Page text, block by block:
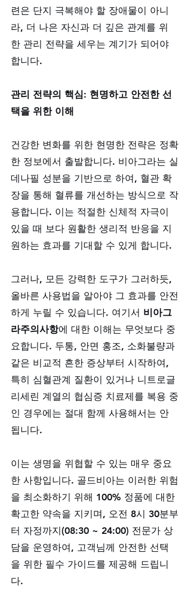
련은 단지 극복해야 할 장애물이 아니
라, 더 나은 자신과 더 깊은 관계를 위
한 관리 전략을 세우는 계기가 되어야
합니다.
관리 전략의 핵심: 현명하고 안전한 선
택을 위한 이해
건강한 변화를 위한 현명한 전략은 정확
한 정보에서 출발합니다. 비아그라는 실
데나필 성분을 기반으로 하여, 혈관 확
장을 통해 혈류를 개선하는 방식으로 작
용합니다. 이는 적절한 신체적 자극이
있을 때 보다 원활한 생리적 반응을 지
원하는 효과를 기대할 수 있게 합니다.
그러나, 모든 강력한 도구가 그러하듯,
올바른 사용법을 알아야 그 효과를 안전
하게 누릴 수 있습니다. 여기서 비아그
라주의사항에 대한 이해는 무엇보다 중
요합니다. 두통, 안면 홍조, 소화불량과
같은 비교적 흔한 증상부터 시작하여,
특히 심혈관계 질환이 있거나 니트로글
리세린 계열의 협심증 치료제를 복용 중
인 경우에는 절대 함께 사용해서는 안
됩니다.
이는 생명을 위협할 수 있는 매우 중요
한 사항입니다. 골드비아는 이러한 위험
을 최소화하기 위해 100% 정품에 대한
확고한 약속을 지키며, 오전 8시 30분부
터 자정까지(08:30 ~ 24:00) 전문가 상
담을 운영하여, 고객님께 안전한 선택
을 위한 필수 가이드를 제공해 드립니
다.